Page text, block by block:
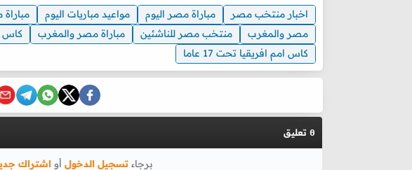
اخبار منتخب مصر مباراة مصر اليوم مواعيد مباريات اليوم
مصر والمغرب
منتخب مصر للناشئين مباراة مصر والمغرب
كاس
كاس امم افريقيا تحت 17 عاما
0 تعليق
برجاء تسجيل الدخول أو اشتراك